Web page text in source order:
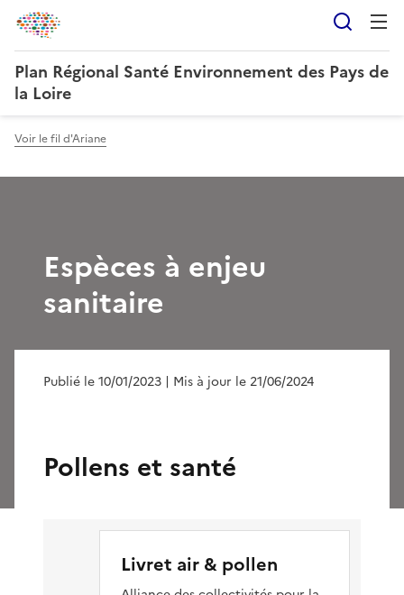
Plan Régional Santé Environnement des Pays de
la Loire
Voir le fil d'Ariane
Espèces à enjeu
sanitaire
Publié le 10/01/2023 | Mis à jour le 21/06/2024
Pollens et santé
Livret air & pollen